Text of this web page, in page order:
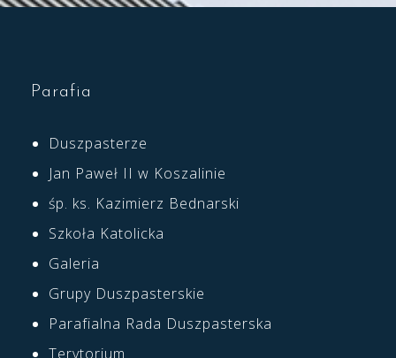
Parafia
Duszpasterze
Jan Paweł II w Koszalinie
śp. ks. Kazimierz Bednarski
Szkoła Katolicka
Galeria
Grupy Duszpasterskie
Parafialna Rada Duszpasterska
Terytorium